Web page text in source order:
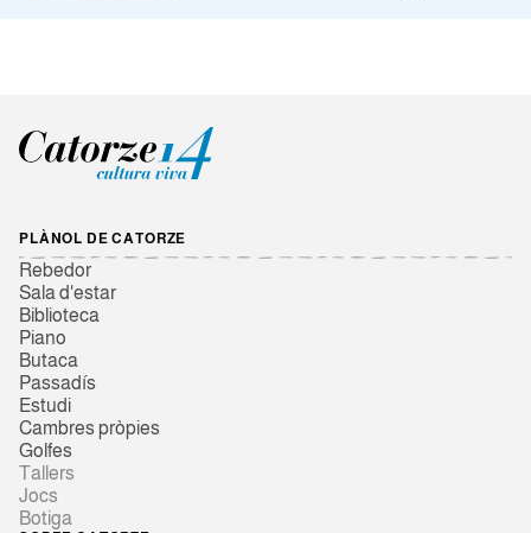
PLÀNOL DE CATORZE
Rebedor
Sala d'estar
Biblioteca
Piano
Butaca
Passadís
Estudi
Cambres pròpies
Golfes
Tallers
Jocs
Botiga